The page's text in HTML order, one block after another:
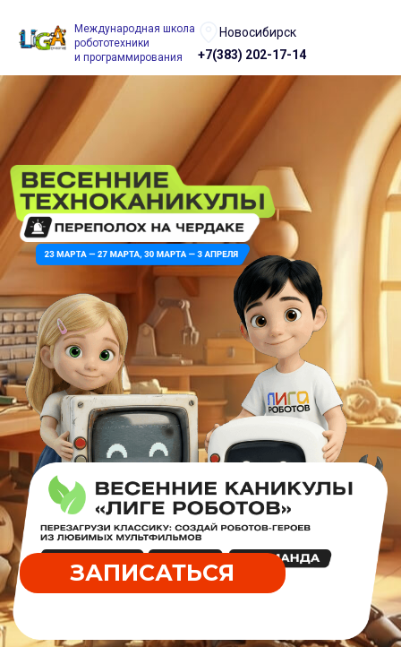
Международная школа
робототехники
и программирования
Новосибирск
+7(383) 202-17-14
ЗАПИСАТЬСЯ